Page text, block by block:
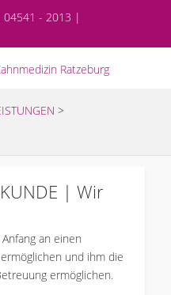
04541 - 2013 |
>
| Wir
an einen
und ihm die
ermöglichen.